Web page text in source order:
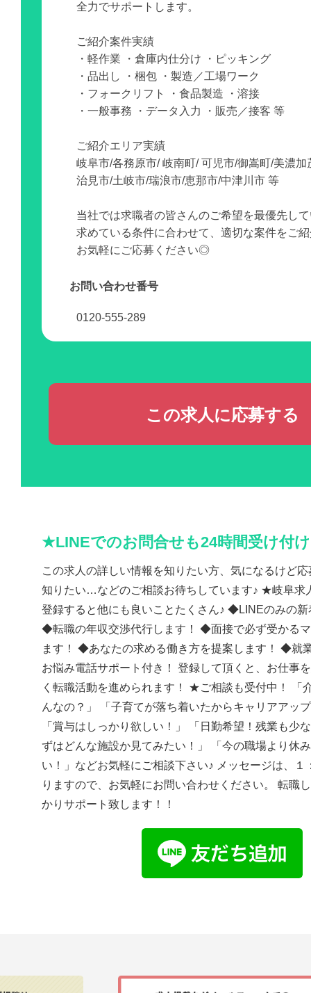
全力でサポートします。
ご紹介案件実績
・軽作業 ・倉庫内仕分け ・ピッキング
・品出し ・梱包 ・製造／工場ワーク
・フォークリフト ・食品製造 ・溶接
・一般事務 ・データ入力 ・販売／接客 等
ご紹介エリア実績
岐阜市/各務原市/ 岐南町/ 可児市/御嵩町/美濃加
治見市/土岐市/瑞浪市/恵那市/中津川市 等
当社では求職者の皆さんのご希望を最優先し
求めている条件に合わせて、適切な案件をご
お気軽にご応募ください◎
お問い合わせ番号
0120-555-289
この求人に応募する
★LINEでのお問合せも24時間受け付
この求人の詳しい情報を知りたい方、気になるけど
知りたい…などのご相談お待ちしています♪ ★岐阜求
登録すると他にも良いことたくさん♪ ◆LINEのみの
◆転職の年収交渉代行します！ ◆面接で必ず受かる
ます！ ◆あなたの求める働き方を提案します！ ◆就
お悩み電話サポート付き！ 登録して頂くと、お仕事
く転職活動を進められます！ ★ご相談も受付中！ 「
んなの？」 「子育てが落ち着いたからキャリアアッ
「賞与はしっかり欲しい！」 「日勤希望！残業も少
ずはどんな施設か見てみたい！」 「今の職場より休
い！」などお気軽にご相談下さい♪ メッセージは、１
りますので、お気軽にお問い合わせください。 転職
かりサポート致します！！